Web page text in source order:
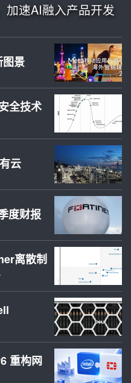
加速AI融入产品开发
景
全技术
云
度财报
离散制
重构网